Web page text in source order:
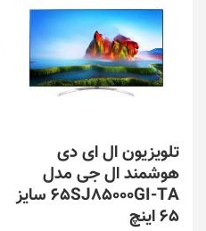
تلویزیون ال ای دی
هوشمند ال جی مدل
65SJ85000GI-TA سایز
65 اینچ